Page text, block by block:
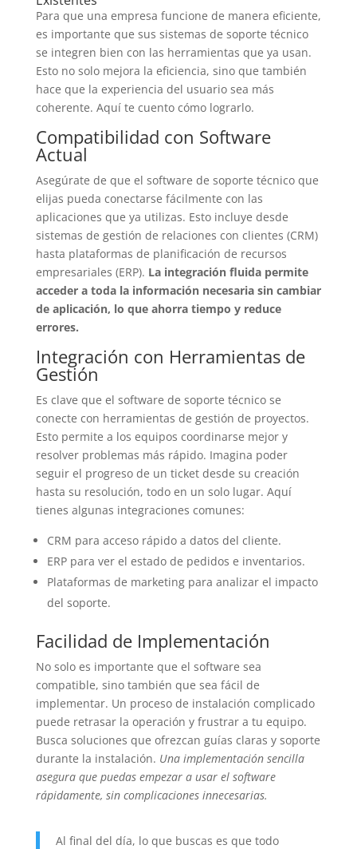
Para que una empresa funcione de manera eficiente,
es importante que sus sistemas de soporte técnico
se integren bien con las herramientas que ya usan.
Esto no solo mejora la eficiencia, sino que también
hace que la experiencia del usuario sea más
coherente. Aquí te cuento cómo lograrlo.
Compatibilidad con Software
Actual
Asegúrate de que el software de soporte técnico que
elijas pueda conectarse fácilmente con las
aplicaciones que ya utilizas. Esto incluye desde
sistemas de gestión de relaciones con clientes (CRM)
hasta plataformas de planificación de recursos
empresariales (ERP). La integración fluida permite
acceder a toda la información necesaria sin cambiar
de aplicación, lo que ahorra tiempo y reduce
errores.
Integración con Herramientas de
Gestión
Es clave que el software de soporte técnico se
conecte con herramientas de gestión de proyectos.
Esto permite a los equipos coordinarse mejor y
resolver problemas más rápido. Imagina poder
seguir el progreso de un ticket desde su creación
hasta su resolución, todo en un solo lugar. Aquí
tienes algunas integraciones comunes:
CRM para acceso rápido a datos del cliente.
ERP para ver el estado de pedidos e inventarios.
Plataformas de marketing para analizar el impacto
del soporte.
Facilidad de Implementación
No solo es importante que el software sea
compatible, sino también que sea fácil de
implementar. Un proceso de instalación complicado
puede retrasar la operación y frustrar a tu equipo.
Busca soluciones que ofrezcan guías claras y soporte
durante la instalación. Una implementación sencilla
asegura que puedas empezar a usar el software
rápidamente, sin complicaciones innecesarias.
Al final del día, lo que buscas es que todo